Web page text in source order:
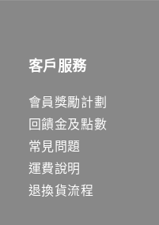
客戶服務
會員獎勵計劃
回饋金及點數
常見問題
運費說明
退換貨流程